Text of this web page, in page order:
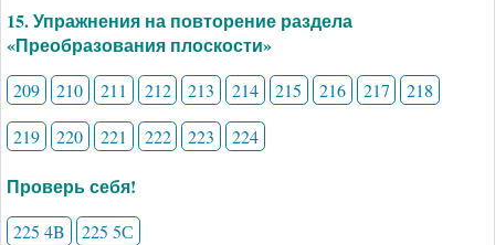
15. Упражнения на повторение раздела
«Преобразования плоскости»
209 210 211 212 213 214 215 216 217
218
219
220 221 222 223 224
Проверь себя!
225 4B 225 5С